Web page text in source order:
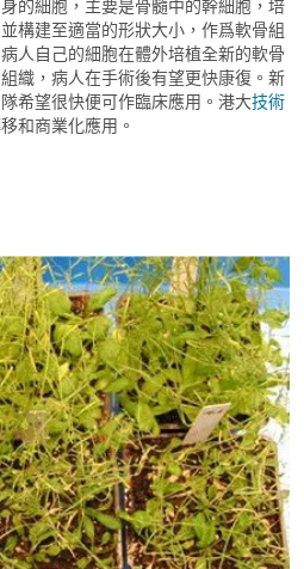
的細胞，主要是骨髓中的幹細胞，培
構建至適當的形狀大小，作爲軟骨組
人自己的細胞在體外培植全新的軟骨
織，病人在手術後有望更快康復。新
希望很快便可作臨床應用。港大技術
和商業化應用。